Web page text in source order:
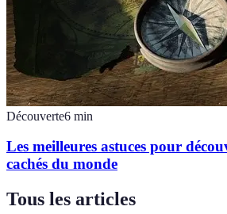
Découverte6 min
Les meilleures astuces pour
cachés du monde
Tous les articles